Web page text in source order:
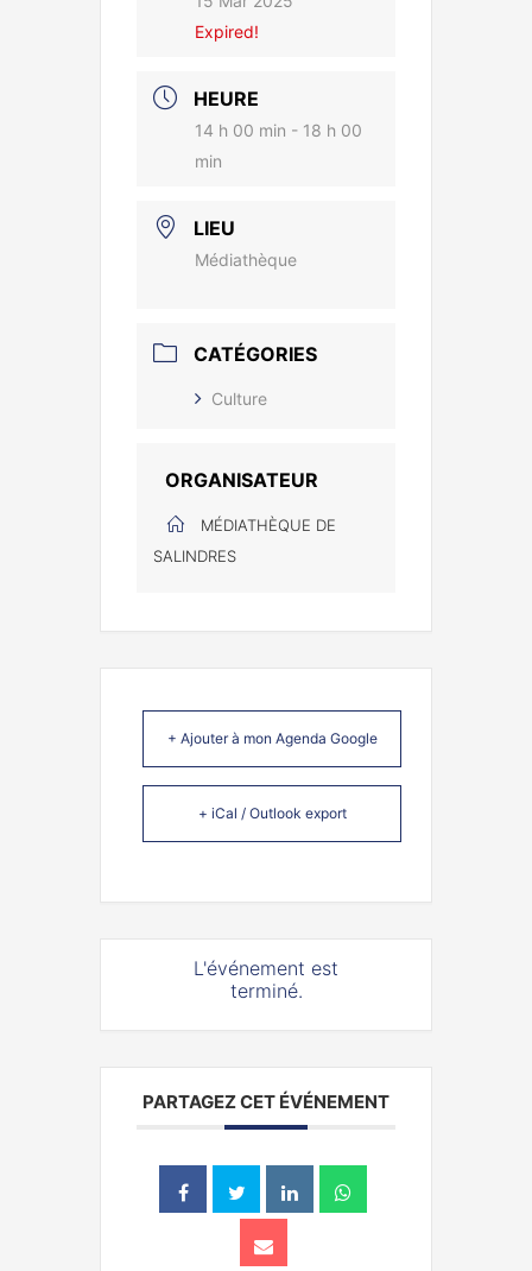
Expired!
HEURE
14 h 00 min - 18 h 00
min
LIEU
Médiathèque
CATÉGORIES
Culture
ORGANISATEUR
MÉDIATHÈQUE DE
SALINDRES
+ Ajouter à mon Agenda Google
+ iCal / Outlook export
L'événement est
terminé.
PARTAGEZ CET ÉVÉNEMENT